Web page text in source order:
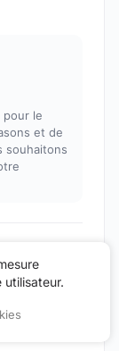
pour le
et de
souhaitons